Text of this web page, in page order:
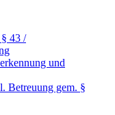
43 /
und
Betreuung gem. §